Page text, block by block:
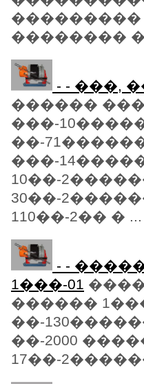
���������
��������
- - ���,
������
���-
��-
���-
10��-
30��-
110��-2�� � ...
- -
1���-01
������
��-
��-2000
17��-